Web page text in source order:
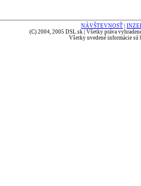
NÁVŠTEVNOSŤ
(C) 2004, 2005 DSL.sk | Všetky práva
Všetky uvedené informácie sú